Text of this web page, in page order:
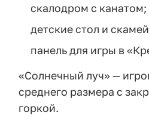
скалодром с канатом;
детские стол и
панель для игры в
«Солнечный луч» —
среднего размера с
горкой.